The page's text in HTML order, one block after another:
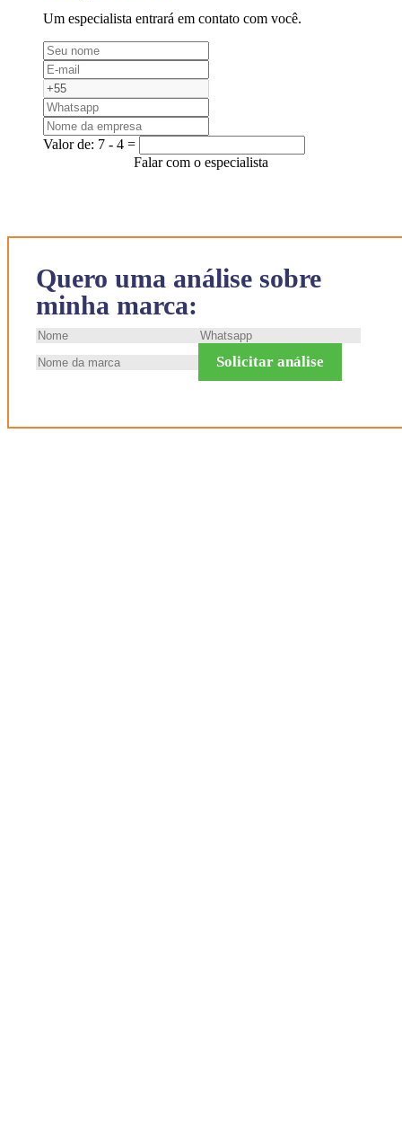
Quero uma análise sobre
minha marca:
Solicitar análise
Um especialista entrará em contato com você.
Valor de: 7 - 4 =
Falar com o especialista